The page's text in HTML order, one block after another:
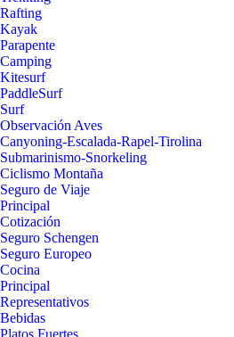
Rafting
Kayak
Parapente
Camping
Kitesurf
PaddleSurf
Surf
Observación Aves
Canyoning-Escalada-Rapel-Tirolina
Submarinismo-Snorkeling
Ciclismo Montaña
Seguro de Viaje
Principal
Cotización
Seguro Schengen
Seguro Europeo
Cocina
Principal
Representativos
Bebidas
Platos Fuertes